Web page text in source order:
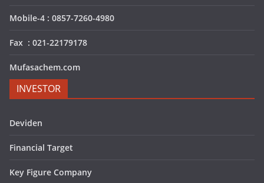
Mobile-4 : 0857-7260-4980
Fax : 021-22179178
Mufasachem.com
INVESTOR
Deviden
Financial Target
Key Figure Company